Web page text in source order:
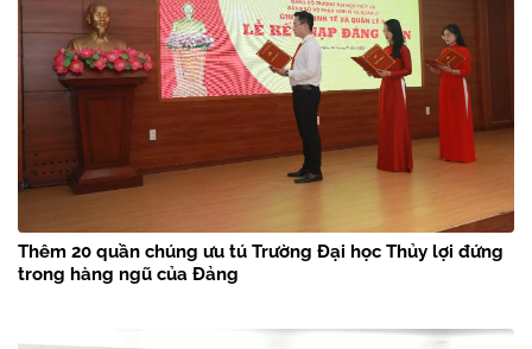
Thêm 20 quần chúng ưu tú Trường Đại học Thủy lợi đứng
trong hàng ngũ của Đảng